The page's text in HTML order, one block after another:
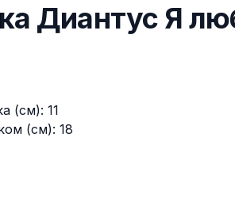
Диантус Я
(см): 11
(см): 18